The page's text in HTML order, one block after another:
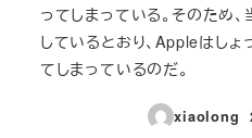
ってしまっている。そのため
しているとおり、Appleはし
てしまっているのだ。
xiaolong